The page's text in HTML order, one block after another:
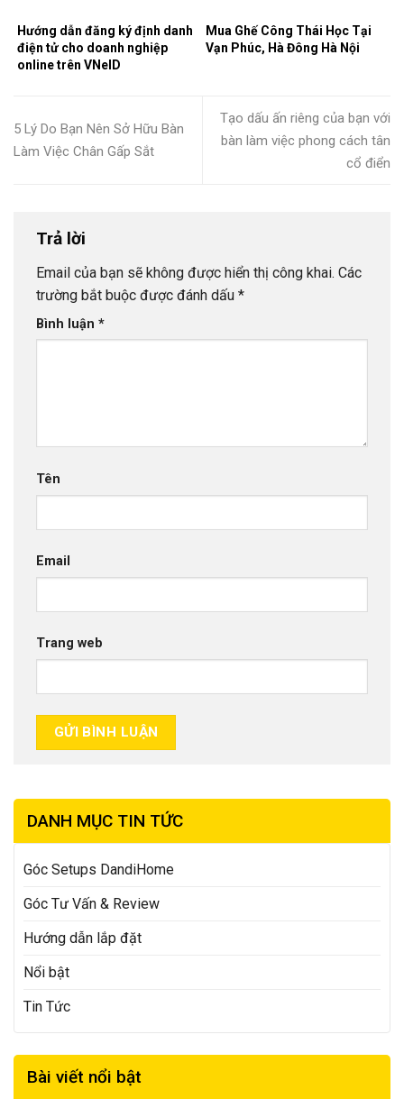
Hướng dẫn đăng ký định danh
điện tử cho doanh nghiệp
online trên VNeID
Mua Ghế Công Thái Học Tại
Vạn Phúc, Hà Đông Hà Nội
5 Lý Do Bạn Nên Sở Hữu Bàn
Làm Việc Chân Gấp Sắt
Tạo dấu ấn riêng của bạn với
bàn làm việc phong cách tân
cổ điển
Trả lời
Email của bạn sẽ không được hiển thị công khai. Các
trường bắt buộc được đánh dấu *
Bình luận *
Tên
Email
Trang web
DANH MỤC TIN TỨC
Góc Setups DandiHome
Góc Tư Vấn & Review
Hướng dẫn lắp đặt
Nổi bật
Tin Tức
Bài viết nổi bật